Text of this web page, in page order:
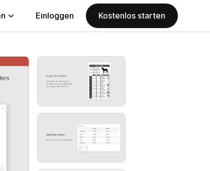
Einloggen Kostenlos starten